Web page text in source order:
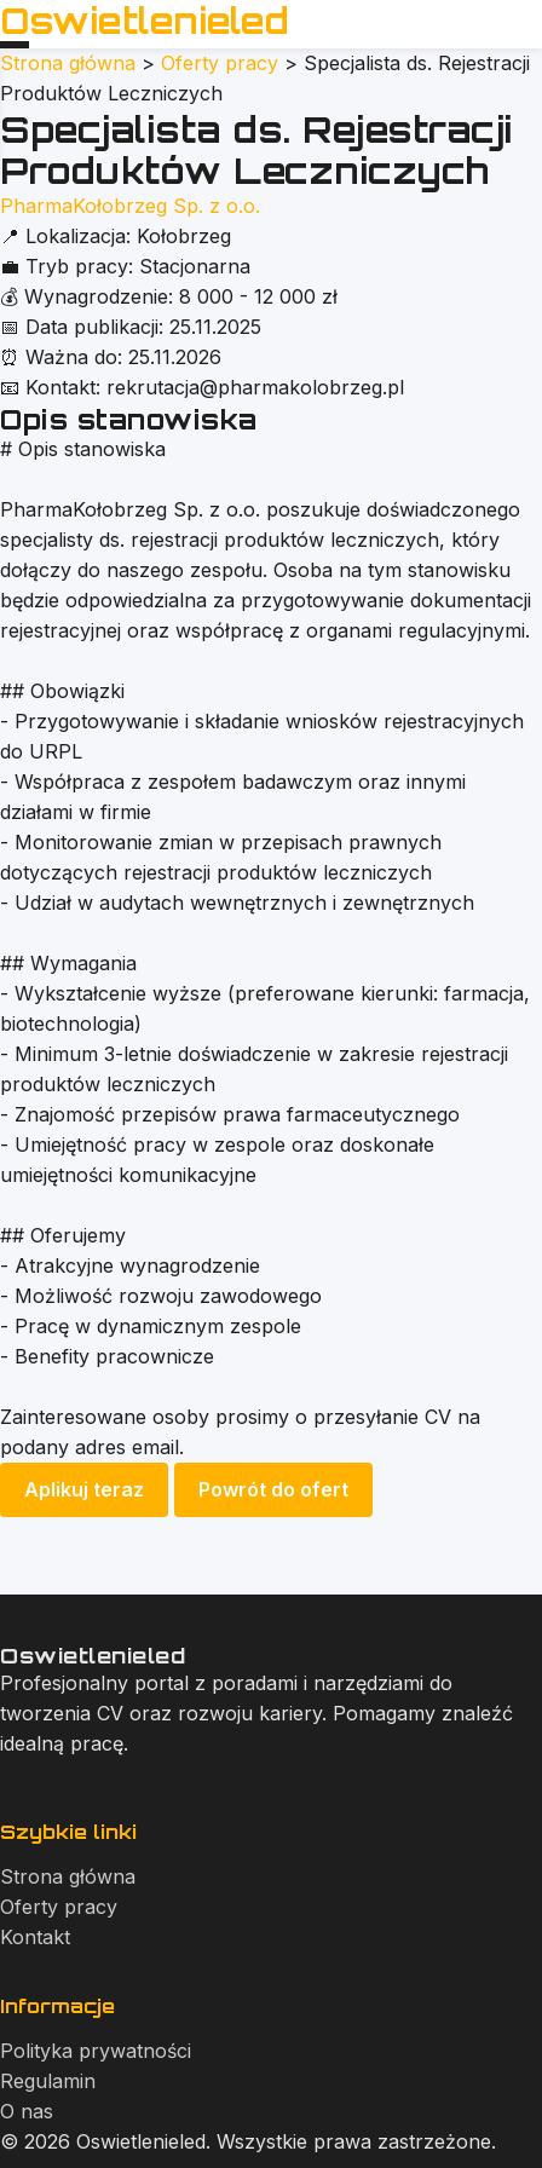
Oswietlenieled
Strona główna > Oferty pracy > Specjalista ds. Rejestracji
Produktów Leczniczych
Specjalista ds. Rejestracji
Produktów Leczniczych
PharmaKołobrzeg Sp. z o.o.
📍 Lokalizacja: Kołobrzeg
💼 Tryb pracy: Stacjonarna
💰 Wynagrodzenie: 8 000 - 12 000 zł
📅 Data publikacji: 25.11.2025
⏰ Ważna do: 25.11.2026
📧 Kontakt: rekrutacja@pharmakolobrzeg.pl
Opis stanowiska
# Opis stanowiska
PharmaKołobrzeg Sp. z o.o. poszukuje doświadczonego
specjalisty ds. rejestracji produktów leczniczych, który
dołączy do naszego zespołu. Osoba na tym stanowisku
będzie odpowiedzialna za przygotowywanie dokumentacji
rejestracyjnej oraz współpracę z organami regulacyjnymi.
## Obowiązki
- Przygotowywanie i składanie wniosków rejestracyjnych
do URPL
- Współpraca z zespołem badawczym oraz innymi
działami w firmie
- Monitorowanie zmian w przepisach prawnych
dotyczących rejestracji produktów leczniczych
- Udział w audytach wewnętrznych i zewnętrznych
## Wymagania
- Wykształcenie wyższe (preferowane kierunki: farmacja,
biotechnologia)
- Minimum 3-letnie doświadczenie w zakresie rejestracji
produktów leczniczych
- Znajomość przepisów prawa farmaceutycznego
- Umiejętność pracy w zespole oraz doskonałe
umiejętności komunikacyjne
## Oferujemy
- Atrakcyjne wynagrodzenie
- Możliwość rozwoju zawodowego
- Pracę w dynamicznym zespole
- Benefity pracownicze
Zainteresowane osoby prosimy o przesyłanie CV na
podany adres email.
Aplikuj teraz
Powrót do ofert
Oswietlenieled
Profesjonalny portal z poradami i narzędziami do
tworzenia CV oraz rozwoju kariery. Pomagamy znaleźć
idealną pracę.
Szybkie linki
Strona główna
Oferty pracy
Kontakt
Informacje
Polityka prywatności
Regulamin
O nas
© 2026 Oswietlenieled. Wszystkie prawa zastrzeżone.